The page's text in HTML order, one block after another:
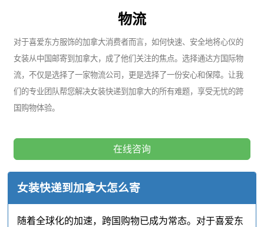
物流
对于喜爱东方服饰的加拿大消费者而言，如何快速、安全地将心仪的
女装从中国邮寄到加拿大，成了他们关注的焦点。选择通达方国际物
流，不仅是选择了一家物流公司，更是选择了一份安心和保障。让我
们的专业团队帮您解决女装快递到加拿大的所有难题，享受无忧的跨
国购物体验。
在线咨询
女装快递到加拿大怎么寄
随着全球化的加速，跨国购物已成为常态。对于喜爱东